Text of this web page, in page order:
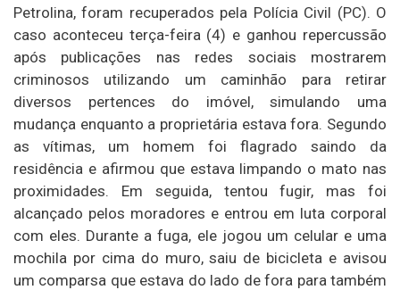
Petrolina, foram recuperados pela Polícia Civil (PC). O
caso aconteceu terça-feira (4) e ganhou repercussão
após publicações nas redes sociais mostrarem
criminosos utilizando um caminhão para retirar
diversos pertences do imóvel, simulando uma
mudança enquanto a proprietária estava fora. Segundo
as vítimas, um homem foi flagrado saindo da
residência e afirmou que estava limpando o mato nas
proximidades. Em seguida, tentou fugir, mas foi
alcançado pelos moradores e entrou em luta corporal
com eles. Durante a fuga, ele jogou um celular e uma
mochila por cima do muro, saiu de bicicleta e avisou
um comparsa que estava do lado de fora para também